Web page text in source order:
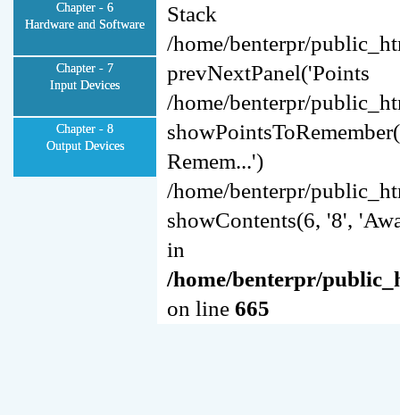
Chapter - 6
Hardware and Software
Chapter - 7
Input Devices
Chapter - 8
Output Devices
/home/benterpr/
/home/benterpr/
/home/benterpr/
showContents(6, '8',
in
/home/benterpr/
on line 665